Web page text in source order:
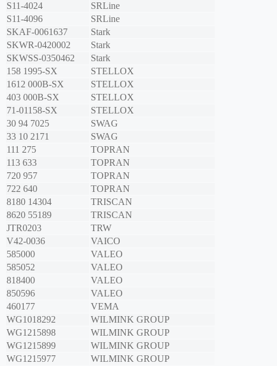
S11-4024
SRLine
S11-4096
SRLine
SKAF-0061637
Stark
SKWR-0420002
Stark
SKWSS-0350462
Stark
158 1995-SX
STELLOX
1612 000B-SX
STELLOX
403 000B-SX
STELLOX
71-01158-SX
STELLOX
30 94 7025
SWAG
33 10 2171
SWAG
111 275
TOPRAN
113 633
TOPRAN
720 957
TOPRAN
722 640
TOPRAN
8180 14304
TRISCAN
8620 55189
TRISCAN
JTR0203
TRW
V42-0036
VAICO
585000
VALEO
585052
VALEO
818400
VALEO
850596
VALEO
460177
VEMA
WG1018292
WILMINK GROUP
WG1215898
WILMINK GROUP
WG1215899
WILMINK GROUP
WG1215977
WILMINK GROUP